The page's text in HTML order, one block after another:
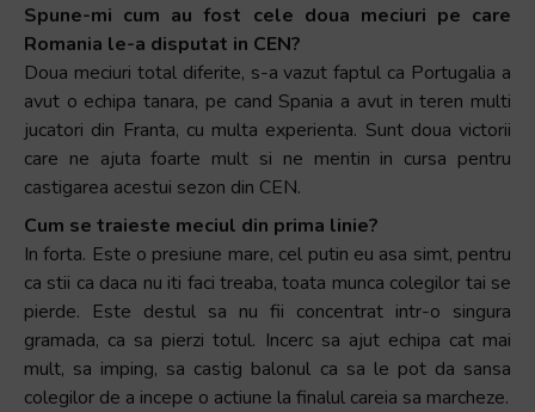
Spune-mi cum au fost cele doua meciuri pe care
Romania le-a disputat in CEN?
Doua meciuri total diferite, s-a vazut faptul ca Portugalia a
avut o echipa tanara, pe cand Spania a avut in teren multi
jucatori din Franta, cu multa experienta. Sunt doua victorii
care ne ajuta foarte mult si ne mentin in cursa pentru
castigarea acestui sezon din CEN.
Cum se traieste meciul din prima linie?
In forta. Este o presiune mare, cel putin eu asa simt, pentru
ca stii ca daca nu iti faci treaba, toata munca colegilor tai se
pierde. Este destul sa nu fii concentrat intr-o singura
gramada, ca sa pierzi totul. Incerc sa ajut echipa cat mai
mult, sa imping, sa castig balonul ca sa le pot da sansa
colegilor de a incepe o actiune la finalul careia sa marcheze.